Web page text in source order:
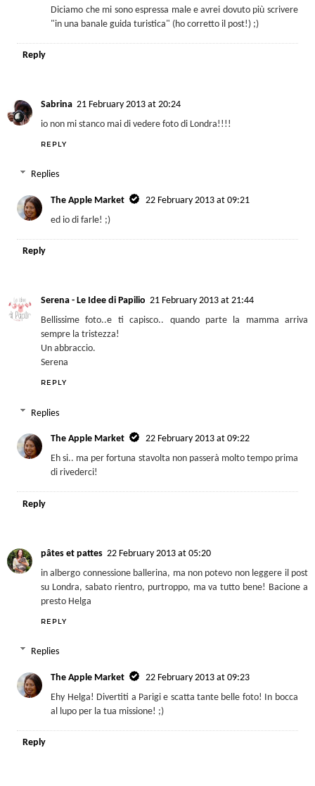
Diciamo che mi sono espressa male e avrei dovuto più scrivere
"in una banale guida turistica" (ho corretto il post!) ;)
Reply
Sabrina 21 February 2013 at 20:24
io non mi stanco mai di vedere foto di Londra!!!!
REPLY
Replies
The Apple Market
22 February 2013 at 09:21
ed io di farle! ;)
Reply
Serena - Le Idee di Papilio 21 February 2013 at 21:44
Bellissime foto..e ti capisco.. quando parte la mamma arriva
sempre la tristezza!
Un abbraccio.
Serena
REPLY
Replies
The Apple Market
22 February 2013 at 09:22
Eh si.. ma per fortuna stavolta non passerà molto tempo prima
di rivederci!
Reply
pâtes et pattes 22 February 2013 at 05:20
in albergo connessione ballerina, ma non potevo non leggere il post
su Londra, sabato rientro, purtroppo, ma va tutto bene! Bacione a
presto Helga
REPLY
Replies
The Apple Market
22 February 2013 at 09:23
Ehy Helga! Divertiti a Parigi e scatta tante belle foto! In bocca
al lupo per la tua missione! ;)
Reply